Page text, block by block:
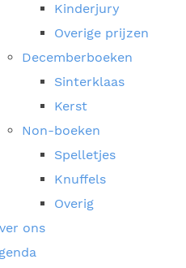
Kinderjury
Overige prijzen
Decemberboeken
Sinterklaas
Kerst
Non-boeken
Spelletjes
Knuffels
Overig
ons